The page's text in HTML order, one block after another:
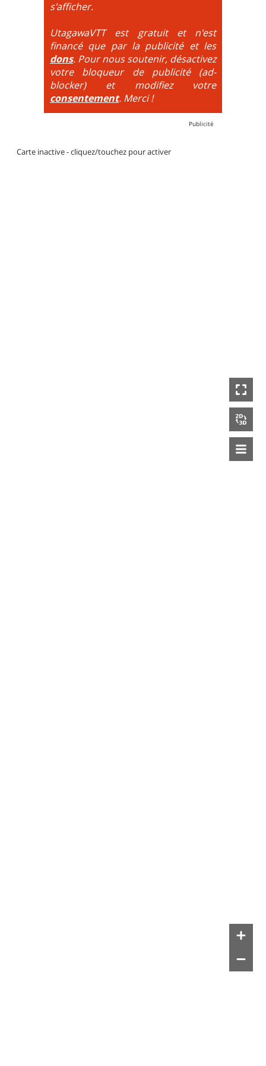
La montée est faite via navette ou remontée
mécanique. La difficulté de la descente est indiquée
par des couleurs lorsqu'il s'agit de bikeparks. Vélo
tout suspendu et protections du corps obligatoires.
s'afficher.
UtagawaVTT est gratuit et n'est
financé que par la publicité et les
dons. Pour nous soutenir, désactivez
votre bloqueur de publicité (ad-
blocker) et modifiez votre
consentement. Merci !